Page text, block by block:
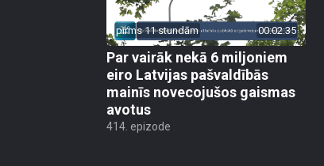
pirms 11 stundām 00:02:35
Par vairāk nekā 6 miljoniem
eiro Latvijas pašvaldībās
mainīs novecojušos gaismas
avotus
414. epizode